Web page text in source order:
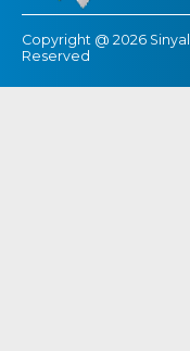
Copyright @ 2026
Reserved